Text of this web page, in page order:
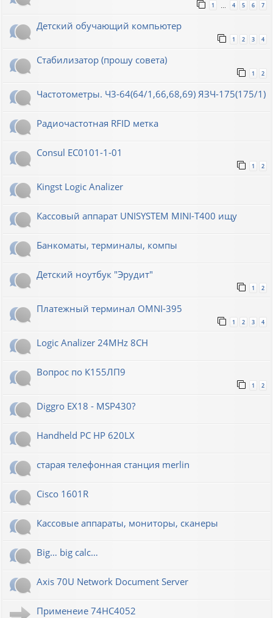
1 4 5 6 7
Детский обучающий компьютер
1 2 3 4
Стабилизатор (прошу совета)
1 2
Частотометры. Ч3-64(64/1,66,68,69) ЯЗЧ-175(175/1)
Радиочастотная RFID метка
Consul EC0101-1-01
1 2
Kingst Logic Analizer
Кассовый аппарат UNISYSTEM MINI-T400 ищу
Банкоматы, терминалы, компы
Детский ноутбук "Эрудит"
1 2
Платежный терминал OMNI-395
1 2 3 4
Logic Analizer 24MHz 8CH
Вопрос по К155ЛП9
1 2
Diggro EX18 - MSP430?
Handheld PC HP 620LX
старая телефонная станция merlin
Cisco 1601R
Кассовые аппараты, мониторы, сканеры
Big… big calc…
Axis 70U Network Document Server
Применеие 74HC4052